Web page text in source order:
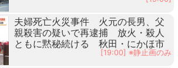
夫婦死亡火災事件 火元の長男、父
親殺害の疑いで再逮捕 放火・殺人
ともに黙秘続ける 秋田・にかほ市
[19:00] ※静止画のみ